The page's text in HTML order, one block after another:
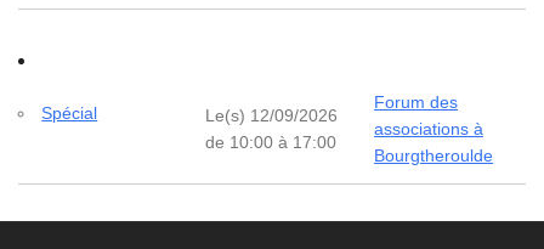
Spécial
Le(s) 12/09/2026
de 10:00 à 17:00
Forum des
associations à
Bourgtheroulde